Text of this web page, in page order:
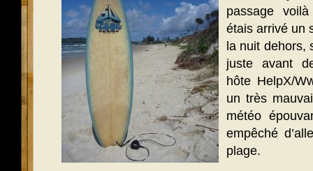
passage
étais arrivé un
la nuit dehors,
juste avant
hôte HelpX/
un très
météo
empêché
plage.